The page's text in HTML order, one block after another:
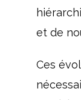
et de
Ces